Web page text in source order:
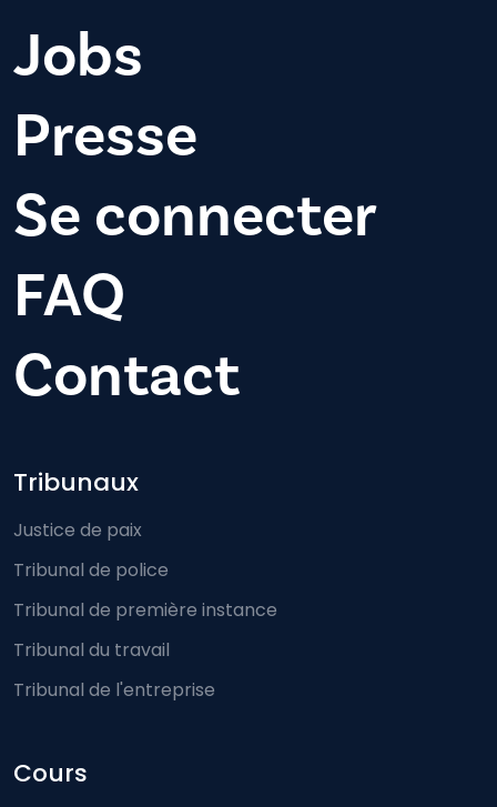
Jobs
Presse
Se connecter
FAQ
Contact
Footer-menu
Tribunaux
Justice de paix
Tribunal de police
Tribunal de première instance
Tribunal du travail
Tribunal de l'entreprise
Cours